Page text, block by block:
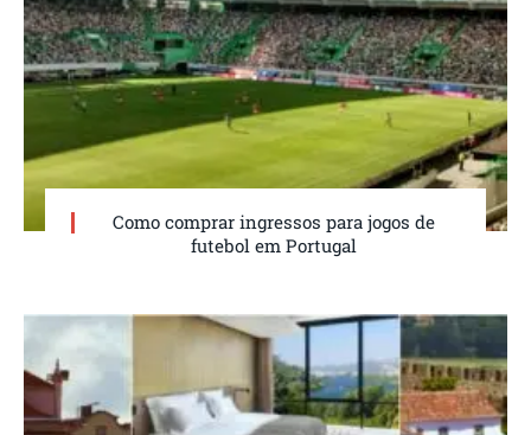
Como comprar ingressos para jogos de
futebol em Portugal